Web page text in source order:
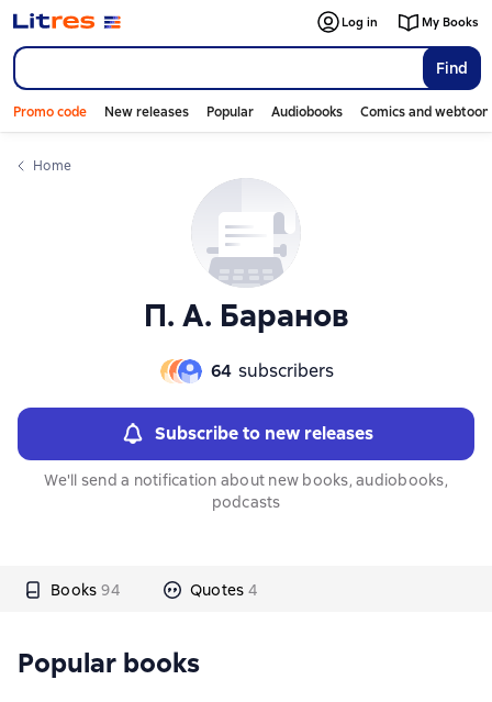
Find
Log in My Books
Promo code New releases Popular Audiobooks Comics and
Home
П. А. Баранов
64 subscribers
Subscribe to new releases
We'll send a notification about new books, audiobooks,
podcasts
Books 94 Quotes 4
Слайдер с книгами
Popular books